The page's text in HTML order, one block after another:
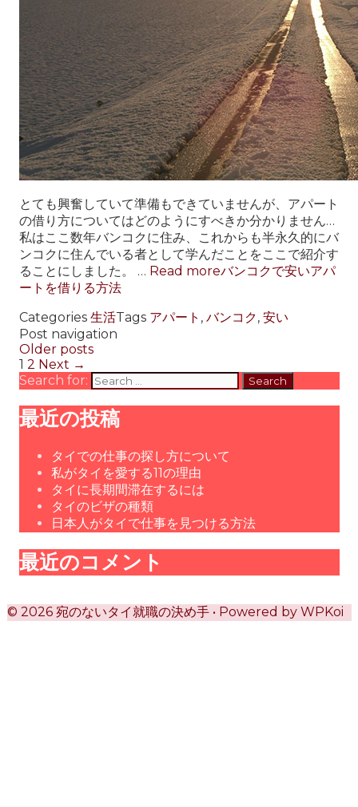
とても興奮していて準備もできていませんが、アパート
の借り方についてはどのようにすべきか分かりません…
私はここ数年バンコクに住み、これからも半永久的にバ
ンコクに住んでいる者として学んだことをここで紹介す
ることにしました。 … Read moreバンコクで安いアパ
ートを借りる方法
Categories 生活Tags アパート , バンコク, 安い
Post navigation
Older posts
1 2 Next →
Search for:
最近の投稿
タイでの仕事の探し方について
私がタイを愛する11の理由
タイに長期間滞在するには
タイのビザの種類
日本人がタイで仕事を見つける方法
最近のコメント
© 2026 宛のないタイ就職の決め手 • Powered by WPKoi